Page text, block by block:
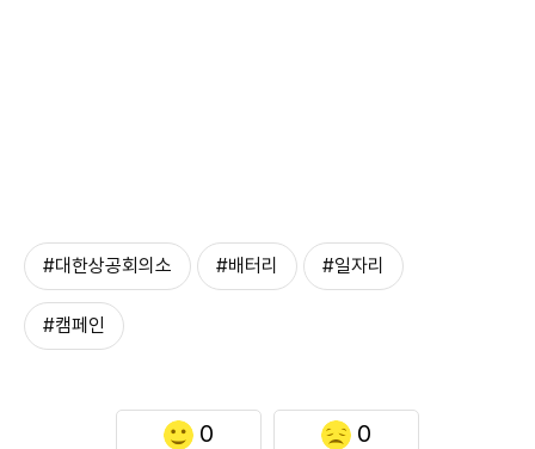
#대한상공회의소 #배터리 #일자리
#캠페인
0 0